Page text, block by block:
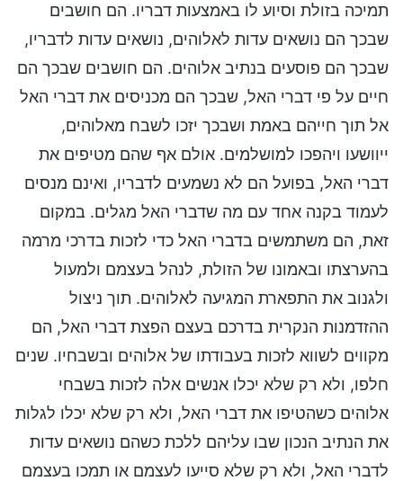
תמיכה בזולת וסיוע לו באמצעות דבריו. הם חושבים
שבכך הם נושאים עדות לאלוהים, נושאים עדות לדבריו,
שבכך הם פוסעים בנתיב אלוהים. הם חושבים שבכך הם
חיים על פי דברי האל, שבכך הם מכניסים את דברי האל
אל תוך חייהם באמת ושבכך יזכו לשבח מאלוהים,
ייוושעו ויהפכו למושלמים. אולם אף שהם מטיפים את
דברי האל, בפועל הם לא נשמעים לדבריו, ואינם מנסים
לעמוד בקנה אחד עם מה שדברי האל מגלים. במקום
זאת, הם משתמשים בדברי האל כדי לזכות בדרכי מרמה
בהערצתו ובאמונו של הזולת, לנהל בעצמם ולמעול
ולגנוב את התפארת המגיעה לאלוהים. תוך ניצול
ההזדמנות הנקרית בדרכם בעצם הפצת דברי האל, הם
מקווים לשווא לזכות בעבודתו של אלוהים ובשבחיו. שנים
חלפו, ולא רק שלא יכלו אנשים אלה לזכות בשבחי
אלוהים כשהטיפו את דברי האל, ולא רק שלא יכלו לגלות
את הנתיב הנכון שבו עליהם ללכת כשהם נושאים עדות
לדברי האל, ולא רק שלא סייעו לעצמם או תמכו בעצמם